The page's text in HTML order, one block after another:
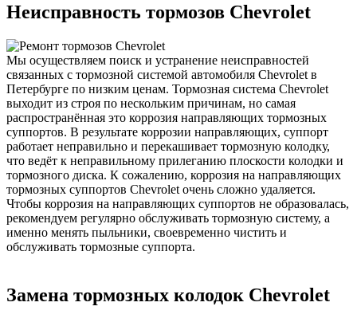
Неисправность тормозов Chevrolet
Мы осуществляем поиск и устранение неисправностей
связанных с тормозной системой автомобиля Chevrolet в
Петербурге по низким ценам. Тормозная система Chevrolet
выходит из строя по нескольким причинам, но самая
распространённая это коррозия направляющих тормозных
суппортов. В результате коррозии направляющих, суппорт
работает неправильно и перекашивает тормозную колодку,
что ведёт к неправильному прилеганию плоскости колодки и
тормозного диска. К сожалению, коррозия на направляющих
тормозных суппортов Chevrolet очень сложно удаляется.
Чтобы коррозия на направляющих суппортов не образовалась,
рекомендуем регулярно обслуживать тормозную систему, а
именно менять пыльники, своевременно чистить и
обслуживать тормозные суппорта.
Замена тормозных колодок Chevrolet